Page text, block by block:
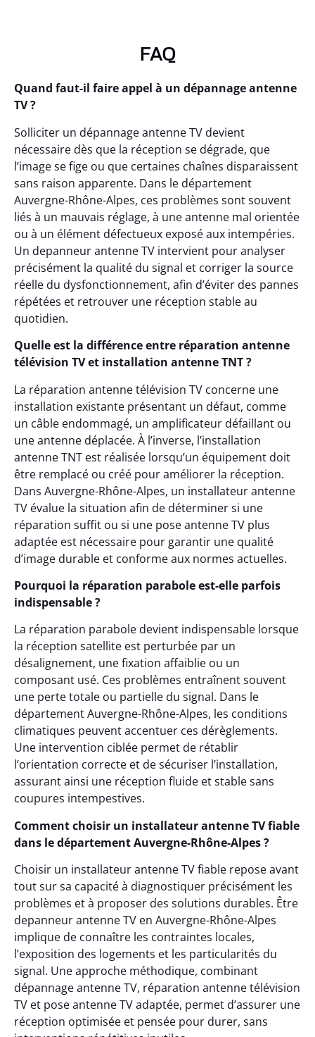
FAQ
Quand faut-il faire appel à un dépannage antenne
TV ?
Solliciter un dépannage antenne TV devient
nécessaire dès que la réception se dégrade, que
l’image se fige ou que certaines chaînes disparaissent
sans raison apparente. Dans le département
Auvergne-Rhône-Alpes, ces problèmes sont souvent
liés à un mauvais réglage, à une antenne mal orientée
ou à un élément défectueux exposé aux intempéries.
Un depanneur antenne TV intervient pour analyser
précisément la qualité du signal et corriger la source
réelle du dysfonctionnement, afin d’éviter des pannes
répétées et retrouver une réception stable au
quotidien.
Quelle est la différence entre réparation antenne
télévision TV et installation antenne TNT ?
La réparation antenne télévision TV concerne une
installation existante présentant un défaut, comme
un câble endommagé, un amplificateur défaillant ou
une antenne déplacée. À l’inverse, l’installation
antenne TNT est réalisée lorsqu’un équipement doit
être remplacé ou créé pour améliorer la réception.
Dans Auvergne-Rhône-Alpes, un installateur antenne
TV évalue la situation afin de déterminer si une
réparation suffit ou si une pose antenne TV plus
adaptée est nécessaire pour garantir une qualité
d’image durable et conforme aux normes actuelles.
Pourquoi la réparation parabole est-elle parfois
indispensable ?
La réparation parabole devient indispensable lorsque
la réception satellite est perturbée par un
désalignement, une fixation affaiblie ou un
composant usé. Ces problèmes entraînent souvent
une perte totale ou partielle du signal. Dans le
département Auvergne-Rhône-Alpes, les conditions
climatiques peuvent accentuer ces dérèglements.
Une intervention ciblée permet de rétablir
l’orientation correcte et de sécuriser l’installation,
assurant ainsi une réception fluide et stable sans
coupures intempestives.
Comment choisir un installateur antenne TV fiable
dans le département Auvergne-Rhône-Alpes ?
Choisir un installateur antenne TV fiable repose avant
tout sur sa capacité à diagnostiquer précisément les
problèmes et à proposer des solutions durables. Être
depanneur antenne TV en Auvergne-Rhône-Alpes
implique de connaître les contraintes locales,
l’exposition des logements et les particularités du
signal. Une approche méthodique, combinant
dépannage antenne TV, réparation antenne télévision
TV et pose antenne TV adaptée, permet d’assurer une
réception optimisée et pensée pour durer, sans